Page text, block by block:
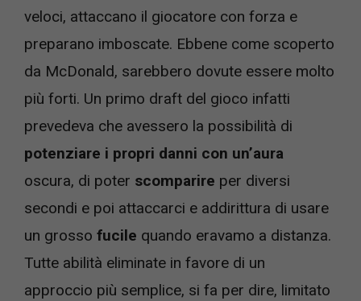
veloci, attaccano il giocatore con forza e
preparano imboscate. Ebbene come scoperto
da McDonald, sarebbero dovute essere molto
più forti. Un primo draft del gioco infatti
prevedeva che avessero la possibilità di
potenziare i propri danni con un’aura
oscura, di poter scomparire per diversi
secondi e poi attaccarci e addirittura di usare
un grosso fucile quando eravamo a distanza.
Tutte abilità eliminate in favore di un
approccio più semplice, si fa per dire, limitato